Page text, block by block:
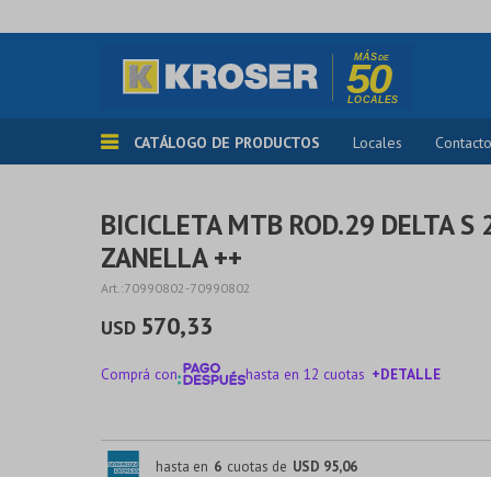
CATÁLOGO DE PRODUCTOS Locales Contacto
BICICLETA MTB ROD.29 DELTA S
ZANELLA ++
70990802-70990802
USD 570,33
Comprá con hasta en 12 cuotas +DETALLE
hasta en 6 cuotas de USD 95,06